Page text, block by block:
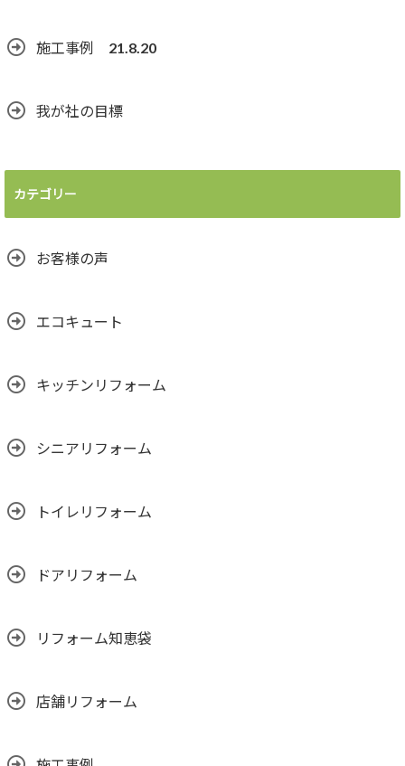
施工事例 21.8.20
我が社の目標
カテゴリー
お客様の声
エコキュート
キッチンリフォーム
シニアリフォーム
トイレリフォーム
ドアリフォーム
リフォーム知恵袋
店舗リフォーム